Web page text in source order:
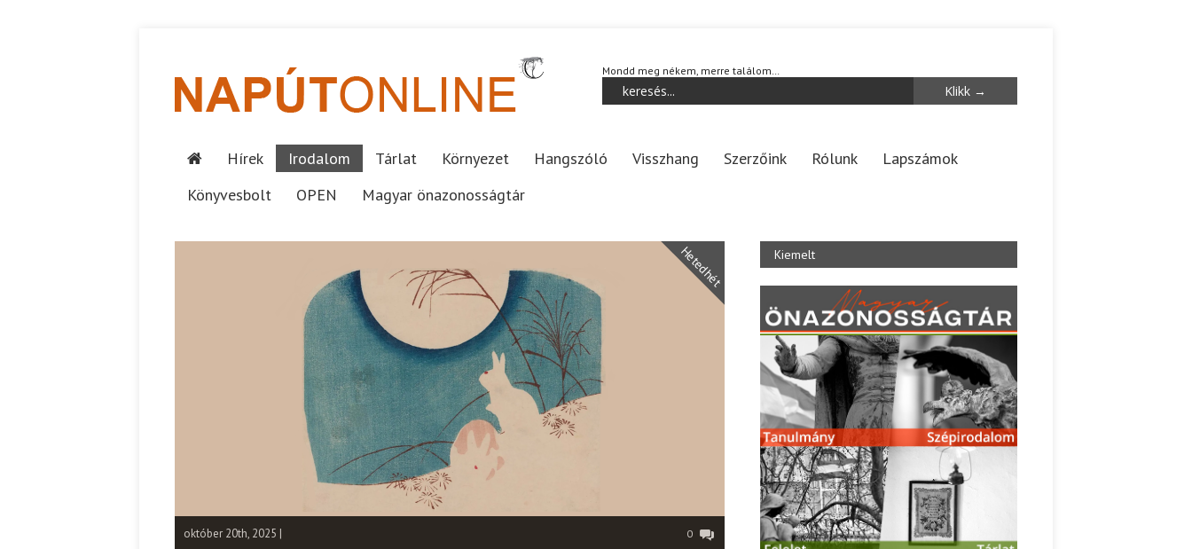
Mondd meg nékem, merre találom…
Hírek Irodalom Tárlat Környezet Hangszóló Visszhang Szerzőink Rólunk
Lapszámok
Könyvesbolt
OPEN Magyar önazonosságtár
Hetedhét
október 20th, 2025 | 0
Kiemelt